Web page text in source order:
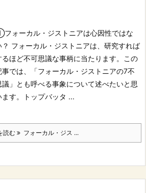
ォーカル・ジストニアは心因性ではな
？ フォーカル・ジストニアは、研究すれば
るほど不可思議な事柄に当たります。
この
事では、「フォーカル・ジストニアの7不
議」とも呼べる事象について述べたいと思
ます。トップバッタ ...
読む フォーカル・ジス ...